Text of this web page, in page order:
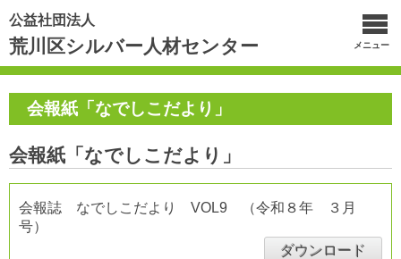
公益社団法人
荒川区シルバー人材センター メニュー
会報紙「なでしこだより」
会報紙「なでしこだより」
会報誌 なでしこだより VOL9 （令和８年 ３月
号）
ダウンロード